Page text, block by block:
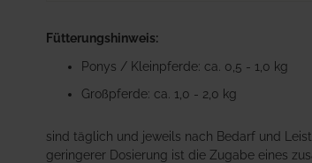
Fütterungshinweis:
Ponys / Kleinpferde: ca. 0,5 - 1,0 kg
Großpferde: ca. 1,0 - 2,0 kg
sind täglich und jeweils nach Bedarf und
geringerer Dosierung ist die Zugabe eines